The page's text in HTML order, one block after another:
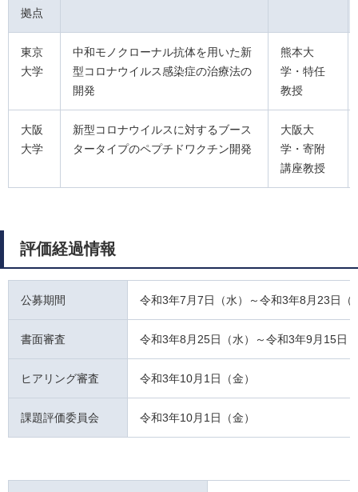
拠点
東京
大学
中和モノクローナル抗体を用いた新
型コロナウイルス感染症の治療法の
開発
熊本大
学・特任
教授
大阪
大学
新型コロナウイルスに対するブース
タータイプのペプチドワクチン開発
大阪大
学・寄附
講座教授
評価経過情報
公募期間 令和3年7月7日（水）～令和3年8月23日（
書面審査 令和3年8月25日（水）～令和3年9月15日
ヒアリング審査 令和3年10月1日（金）
課題評価委員会 令和3年10月1日（金）